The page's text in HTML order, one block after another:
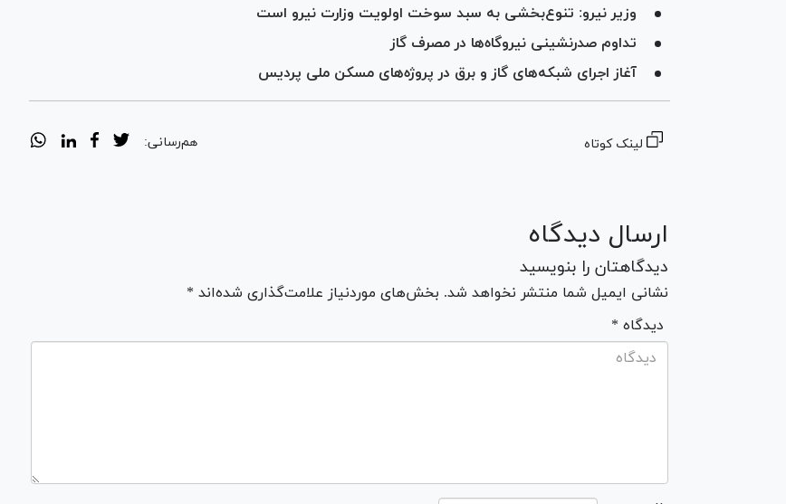
وزیر نیرو: تنوع‌بخشی به سبد سوخت اولویت وزارت نیرو است
تداوم صدرنشینی نیروگاه‌ها در مصرف گاز
آغاز اجرای شبکه‌های گاز و برق در پروژه‌های مسکن ملی پردیس
لینک کوتاه هم‌رسانی:
ارسال دیدگاه
دیدگاهتان را بنویسید
نشانی ایمیل شما منتشر نخواهد شد. بخش‌های موردنیاز علامت‌گذاری شده‌اند *
* دیدگاه